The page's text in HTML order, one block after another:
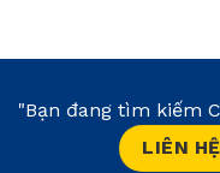
"Bạn đang tìm kiếm
LIÊN